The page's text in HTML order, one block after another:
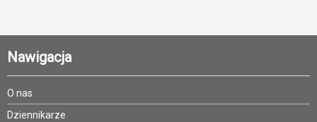
Nawigacja
O nas
Dziennikarze